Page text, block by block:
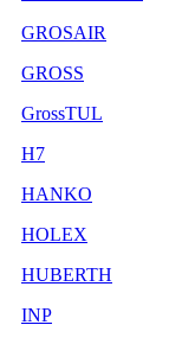
GROSAIR
GROSS
GrossTUL
H7
HANKO
HOLEX
HUBERTH
INP